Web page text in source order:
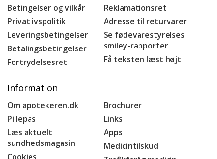
Betingelser og vilkår
Privatlivspolitik
Leveringsbetingelser
Betalingsbetingelser
Fortrydelsesret
Reklamationsret
Adresse til returvarer
Se fødevarestyrelses
smiley-rapporter
Få teksten læst højt
Information
Om apotekeren.dk
Pillepas
Læs aktuelt
sundhedsmagasin
Cookies
Brochurer
Links
Apps
Medicintilskud